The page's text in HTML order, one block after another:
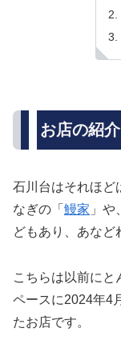
お店の紹介
石川台はそれほど
なぎの「 鰻家 」
どもあり、あなど
こちらは以前にと
ペースに2024年4
たお店です。